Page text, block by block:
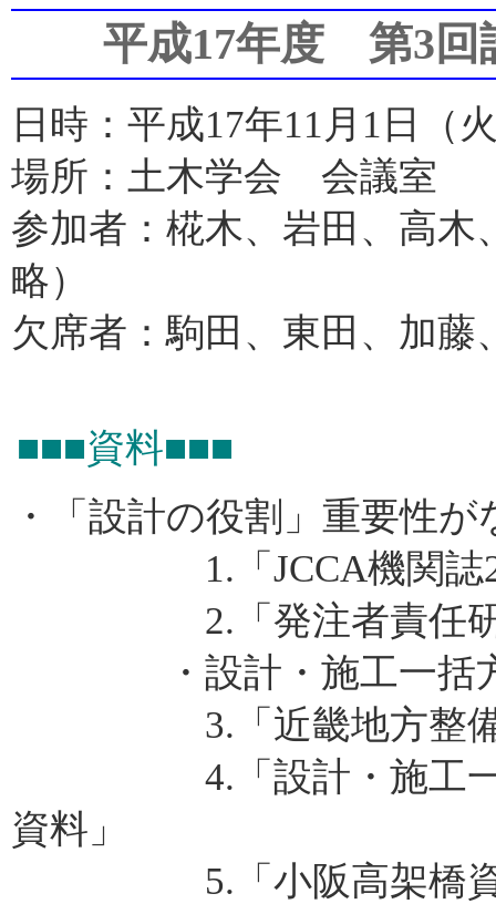
平成17年度 第3回
日時：平成17年11月1日（
場所：土木学会 会議室
参加者：椛木、岩田、高木
略）
欠席者：駒田、東田、加藤
■■■資料■■■
・「設計の役割」重要性
1.「JCCA機関誌
2.「発注者責任研究
・設計・施工一括方
3.「近畿地方整備局
4.「設計・施工一括
資料」
5.「小阪高架橋資